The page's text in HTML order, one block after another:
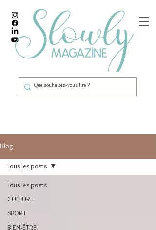
Blog
Tous les posts
CULTURE
SPORT
BIEN-ÊTRE
Tous les posts